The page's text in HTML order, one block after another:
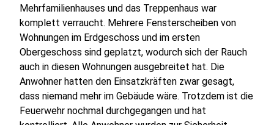
Mehrfamilienhauses und das Treppenhaus war
komplett verraucht. Mehrere Fensterscheiben von
Wohnungen im Erdgeschoss und im ersten
Obergeschoss sind geplatzt, wodurch sich der Rauch
auch in diesen Wohnungen ausgebreitet hat. Die
Anwohner hatten den Einsatzkräften zwar gesagt,
dass niemand mehr im Gebäude wäre. Trotzdem ist die
Feuerwehr nochmal durchgegangen und hat